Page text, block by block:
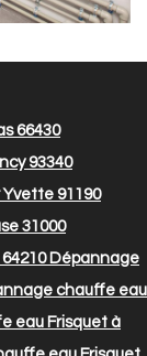
66430
93340
91190
31000
Dépannage
chauffe eau
eau Frisquet à